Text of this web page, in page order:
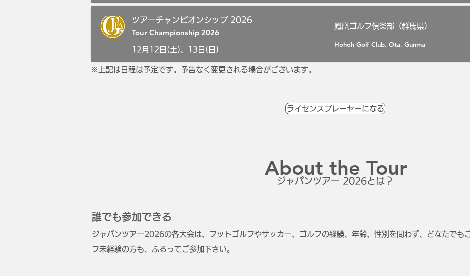
ツアーチャンピオンシップ 2026
Tour Championship 2026
12月12日(土)、13日(日)
鳳凰ゴルフ倶楽部（群馬県）
Hohoh Golf Club, Ota, Gunma
※上記は日程は予定です。予告なく変更される場合がございます。
ライセンスプレーヤーになる
About the Tour
ジャパンツアー 2026とは？
誰でも参加できる
ジャパンツアー2026の各大会は、フットゴルフやサッカー、ゴルフの経験、年齢、性別を問わず、どなたでも
フ未経験の方も、ふるってご参加下さい。